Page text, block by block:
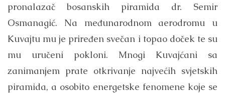
pronalazač bosanskih piramida dr. Semir
Osmanagić. Na međunarodnom aerodromu u
Kuvajtu mu je priređen svečan i topao doček te su
mu uručeni pokloni. Mnogi Kuvajćani sa
zanimanjem prate otkrivanje najvećih svjetskih
piramida, a osobito energetske fenomene koje se